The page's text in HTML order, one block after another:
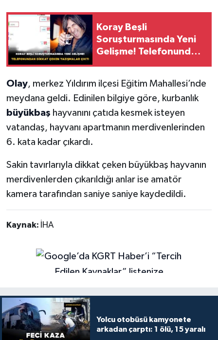
Koray Beşli
Soruşturmasında Yeni
Gelişme! Telefonundan
Olay, merkez Yıldırım ilçesi Eğitim Mahallesi’nde
meydana geldi. Edinilen bilgiye göre, kurbanlık
büyükbaş hayvanını çatıda kesmek isteyen
vatandaş, hayvanı apartmanın merdivenlerinden
6. kata kadar çıkardı.
Sakin tavırlarıyla dikkat çeken büyükbaş hayvanın
merdivenlerden çıkarıldığı anlar ise amatör
kamera tarafından saniye saniye kaydedildi.
Kaynak: İHA
Yolcu otobüsü kamyonete
arkadan çarptı: 1 ölü, 15 yaralı